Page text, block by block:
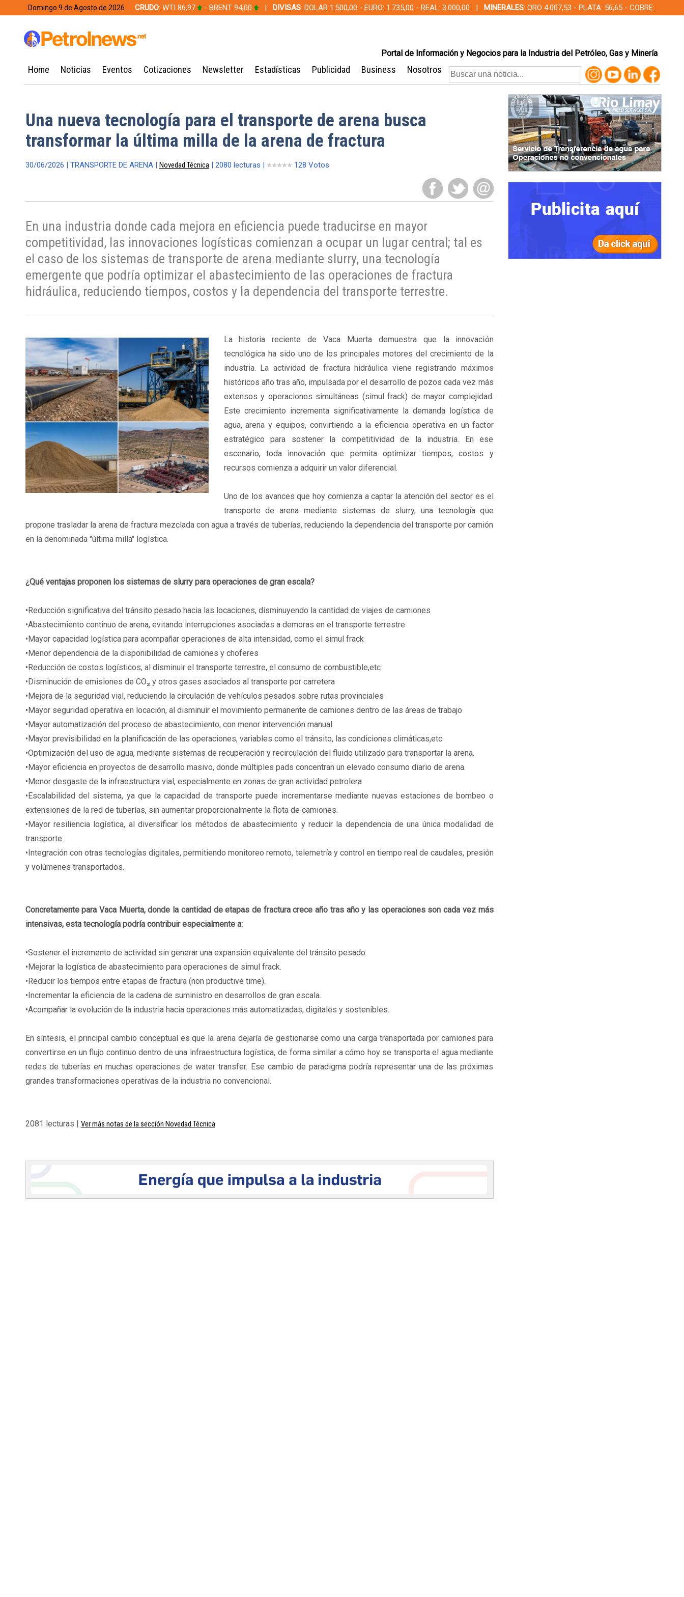
Domingo 9 de Agosto de 2026 CRUDO: WTI 86,97 - BRENT 94,00 | DIVISAS: DOLAR 1.500,00 - EURO: 1.735,00 - REAL: 3.000,00 | MINERALES: ORO 4.007,53 - PLATA: 56,65 - COBRE:
Portal de Información y Negocios para la Industria del Petróleo, Gas y Minería
Home Noticias Eventos Cotizaciones Newsletter Estadísticas Publicidad Business Nosotros
Una nueva tecnología para el transporte de arena busca
transformar la última milla de la arena de fractura
30/06/2026 | TRANSPORTE DE ARENA | Novedad Técnica| 2080 lecturas | 128 Votos
En una industria donde cada mejora en eficiencia puede traducirse en mayor
competitividad, las innovaciones logísticas comienzan a ocupar un lugar central; tal es
el caso de los sistemas de transporte de arena mediante slurry, una tecnología
emergente que podría optimizar el abastecimiento de las operaciones de fractura
hidráulica, reduciendo tiempos, costos y la dependencia del transporte terrestre.
La historia reciente de Vaca Muerta demuestra que la innovación
tecnológica ha sido uno de los principales motores del crecimiento de la
industria. La actividad de fractura hidráulica viene registrando máximos
históricos año tras año, impulsada por el desarrollo de pozos cada vez más
extensos y operaciones simultáneas (simul frack) de mayor complejidad.
Este crecimiento incrementa significativamente la demanda logística de
agua, arena y equipos, convirtiendo a la eficiencia operativa en un factor
estratégico para sostener la competitividad de la industria. En ese
escenario, toda innovación que permita optimizar tiempos, costos y
recursos comienza a adquirir un valor diferencial.
Uno de los avances que hoy comienza a captar la atención del sector es el
transporte de arena mediante sistemas de slurry, una tecnología que
propone trasladar la arena de fractura mezclada con agua a través de tuberías, reduciendo la dependencia del transporte por camión
en la denominada "última milla" logística.
¿Qué ventajas proponen los sistemas de slurry para operaciones de gran escala?
•Reducción significativa del tránsito pesado hacia las locaciones, disminuyendo la cantidad de viajes de camiones
•Abastecimiento continuo de arena, evitando interrupciones asociadas a demoras en el transporte terrestre
•Mayor capacidad logística para acompañar operaciones de alta intensidad, como el simul frack
•Menor dependencia de la disponibilidad de camiones y choferes
•Reducción de costos logísticos, al disminuir el transporte terrestre, el consumo de combustible,etc
•Disminución de emisiones de CO₂ y otros gases asociados al transporte por carretera
•Mejora de la seguridad vial, reduciendo la circulación de vehículos pesados sobre rutas provinciales
•Mayor seguridad operativa en locación, al disminuir el movimiento permanente de camiones dentro de las áreas de trabajo
•Mayor automatización del proceso de abastecimiento, con menor intervención manual
•Mayor previsibilidad en la planificación de las operaciones, variables como el tránsito, las condiciones climáticas,etc
•Optimización del uso de agua, mediante sistemas de recuperación y recirculación del fluido utilizado para transportar la arena.
•Mayor eficiencia en proyectos de desarrollo masivo, donde múltiples pads concentran un elevado consumo diario de arena.
•Menor desgaste de la infraestructura vial, especialmente en zonas de gran actividad petrolera
•Escalabilidad del sistema, ya que la capacidad de transporte puede incrementarse mediante nuevas estaciones de bombeo o
extensiones de la red de tuberías, sin aumentar proporcionalmente la flota de camiones.
•Mayor resiliencia logística, al diversificar los métodos de abastecimiento y reducir la dependencia de una única modalidad de
transporte.
•Integración con otras tecnologías digitales, permitiendo monitoreo remoto, telemetría y control en tiempo real de caudales, presión
y volúmenes transportados.
Concretamente para Vaca Muerta, donde la cantidad de etapas de fractura crece año tras año y las operaciones son cada vez más
intensivas, esta tecnología podría contribuir especialmente a:
•Sostener el incremento de actividad sin generar una expansión equivalente del tránsito pesado.
•Mejorar la logística de abastecimiento para operaciones de simul frack.
•Reducir los tiempos entre etapas de fractura (non productive time).
•Incrementar la eficiencia de la cadena de suministro en desarrollos de gran escala.
•Acompañar la evolución de la industria hacia operaciones más automatizadas, digitales y sostenibles.
En síntesis, el principal cambio conceptual es que la arena dejaría de gestionarse como una carga transportada por camiones para
convertirse en un flujo continuo dentro de una infraestructura logística, de forma similar a cómo hoy se transporta el agua mediante
redes de tuberías en muchas operaciones de water transfer. Ese cambio de paradigma podría representar una de las próximas
grandes transformaciones operativas de la industria no convencional.
2081 lecturas | Ver más notas de la sección Novedad Técnica